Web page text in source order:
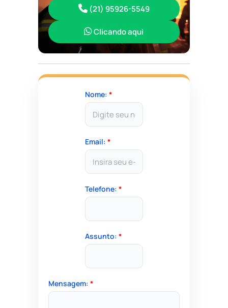
(21) 95926-5549
Clicando aqui
Nome: *
Email: *
Telefone: *
Assunto: *
Mensagem: *